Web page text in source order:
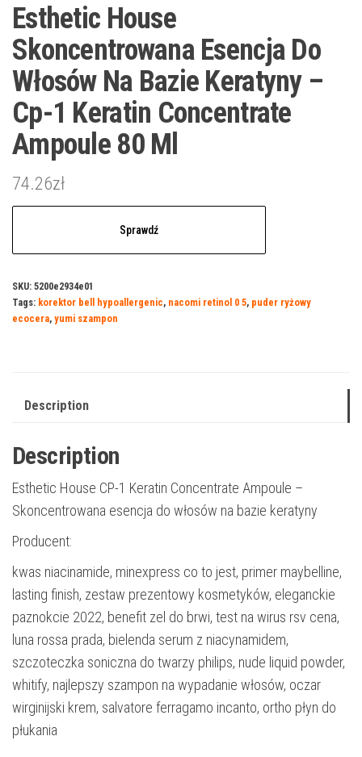
Esthetic House
Skoncentrowana Esencja Do
Włosów Na Bazie Keratyny –
Cp-1 Keratin Concentrate
Ampoule 80 Ml
74.26zł
Sprawdź
SKU: 5200e2934e01
Tags: korektor bell hypoallergenic, nacomi retinol 0 5, puder ryżowy
ecocera, yumi szampon
Description
Description
Esthetic House CP-1 Keratin Concentrate Ampoule –
Skoncentrowana esencja do włosów na bazie keratyny
Producent:
kwas niacinamide, minexpress co to jest, primer maybelline,
lasting finish, zestaw prezentowy kosmetyków, eleganckie
paznokcie 2022, benefit zel do brwi, test na wirus rsv cena,
luna rossa prada, bielenda serum z niacynamidem,
szczoteczka soniczna do twarzy philips, nude liquid powder,
whitify, najlepszy szampon na wypadanie włosów, oczar
wirginijski krem, salvatore ferragamo incanto, ortho płyn do
płukania